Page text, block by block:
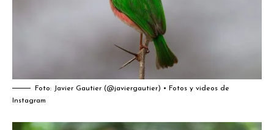
Foto: Javier Gautier (@javiergautier) • Fotos y videos de
Instagram